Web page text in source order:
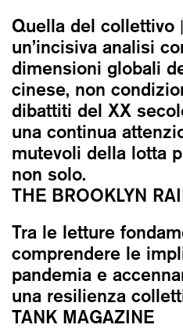
Quella del collettivo
un’incisiva analisi
dimensioni globali
cinese, non
dibattiti del XX
una continua
mutevoli della lotta
non solo.
THE BROOKLYN
Tra le letture
comprendere le
pandemia e
una resilienza
TANK MAGAZINE